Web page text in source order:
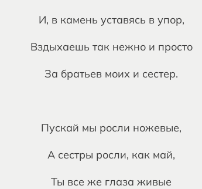
И, в камень уставясь в упор,
Вздыхаешь так нежно и просто
За братьев моих и сестер.
Пускай мы росли ножевые,
А сестры росли, как май,
Ты все же глаза живые